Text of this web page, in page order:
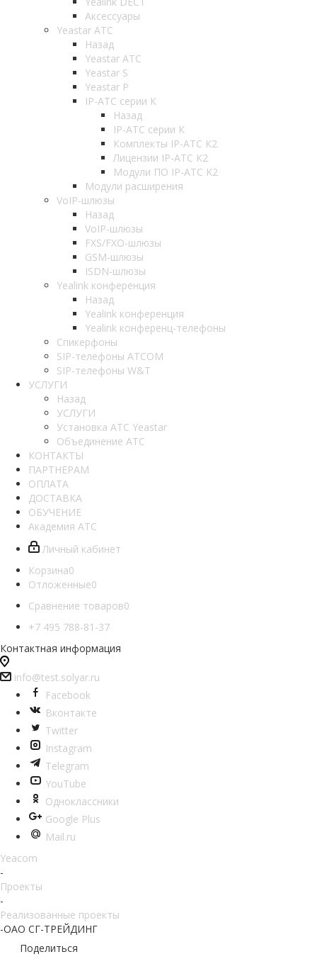
Аксессуары
Yeastar АТС
Назад
Yeastar АТС
Yeastar S
Yeastar P
IP-АТС серии К
Назад
IP-АТС серии К
Комплекты IP-АТС К2
Лицензии IP-АТС К2
Модули ПО IP-АТС K2
Модули расширения
VoIP-шлюзы
Назад
VoIP-шлюзы
FXS/FXO-шлюзы
GSM-шлюзы
ISDN-шлюзы
Yealink конференция
Назад
Yealink конференция
Yealink конференц-телефоны
Спикерфоны
SIP-телефоны ATCOM
SIP-телефоны W&T
УСЛУГИ
Назад
УСЛУГИ
Установка АТС Yeastar
Объединение АТС
КОНТАКТЫ
ПАРТНЕРАМ
ОПЛАТА
ДОСТАВКА
ОБУЧЕНИЕ
Академия АТС
Личный кабинет
Корзина0
Отложенные0
Сравнение товаров0
+7 495 788-81-37
Контактная информация
info@test.solyar.ru
Facebook
Вконтакте
Twitter
Instagram
Telegram
YouTube
Одноклассники
Google Plus
Mail.ru
Yeacom
-
Проекты
-
Реализованные проекты
-ОАО СГ-ТРЕЙДИНГ
Поделиться